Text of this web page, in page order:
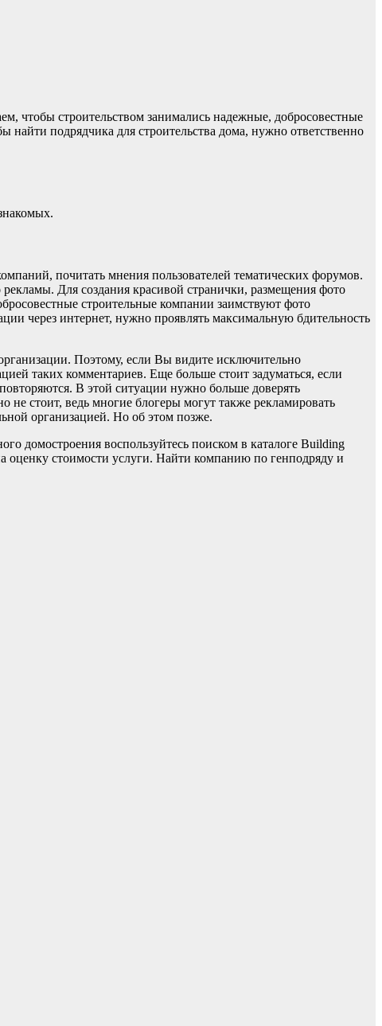
чтобы строительством занимались надежные, добросовестные
подрядчика для строительства дома, нужно ответственно
почитать мнения пользователей тематических форумов.
Для создания красивой странички, размещения фото
строительные компании заимствуют фото
через интернет, нужно проявлять максимальную бдительность
Поэтому, если Вы видите исключительно
таких комментариев. Еще больше стоит задуматься, если
В этой ситуации нужно больше доверять
не стоит, ведь многие блогеры могут также рекламировать
организацией. Но об этом позже.
домостроения воспользуйтесь поиском в каталоге Building
оценку стоимости услуги. Найти компанию по генподряду и